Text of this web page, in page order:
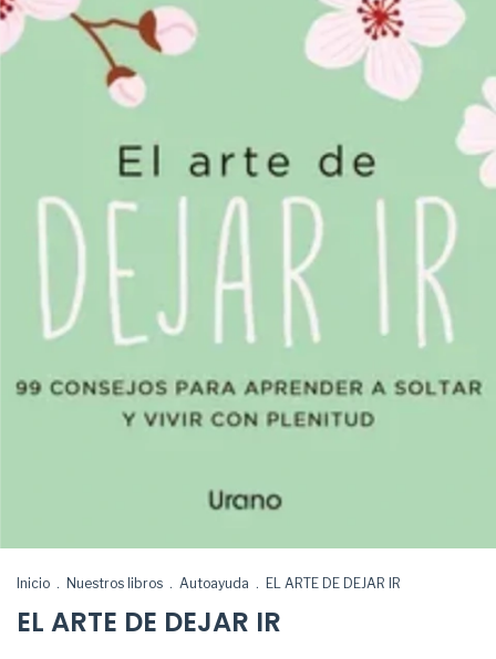
Inicio . Nuestros libros . Autoayuda . EL ARTE DE DEJAR IR
EL ARTE DE DEJAR IR